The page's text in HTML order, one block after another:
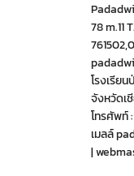
78 m.11
โรงเรีย
จังหวัดเ
โทรศัพท์
เมลล์
|